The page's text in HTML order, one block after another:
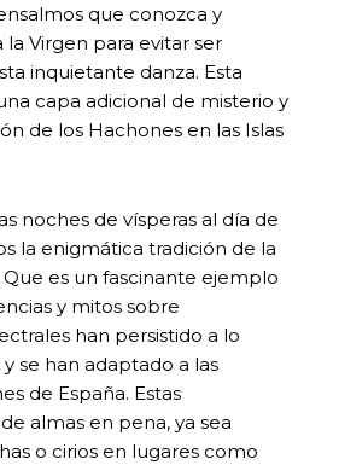
que conozca y
Virgen para evitar ser
inquietante danza. Esta
capa adicional de misterio y
de los Hachones en las Islas
noches de vísperas al día de
la enigmática tradición de la
es un fascinante ejemplo
y mitos sobre
han persistido a lo
se han adaptado a las
de España. Estas
almas en pena, ya sea
o cirios en lugares como